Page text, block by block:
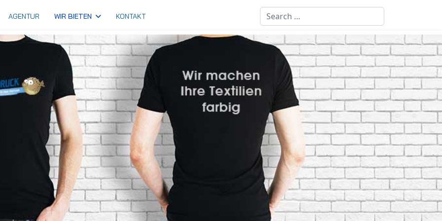
AGENTUR WIR BIETEN KONTAKT Search